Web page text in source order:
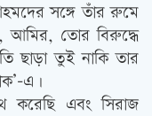
সঙ্গে তাঁর রুমে
আমির, তোর বিরুদ্ধে
ছাড়া তুই নাকি তার
এ।
এবং সিরাজ